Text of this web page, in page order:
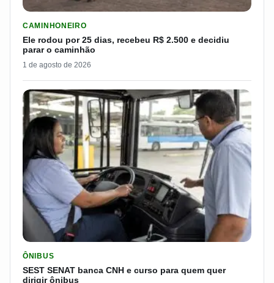
CAMINHONEIRO
Ele rodou por 25 dias, recebeu R$ 2.500 e decidiu
parar o caminhão
1 de agosto de 2026
ÔNIBUS
SEST SENAT banca CNH e curso para quem quer
dirigir ônibus